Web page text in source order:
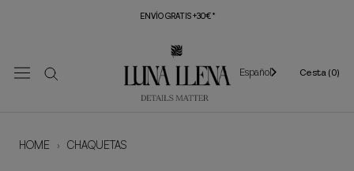
ENVÍO GRATIS +30€*
Español Cesta (0)
HOME › CHAQUETAS